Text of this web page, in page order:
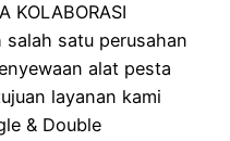
KOLABORASI
satu perusahan
alat pesta
layanan kami
& Double